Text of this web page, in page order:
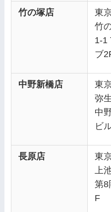
竹の塚店
東
竹
1-1
ブ
中野新橋店
東
弥
中
ビ
長原店
東
上
第8
F